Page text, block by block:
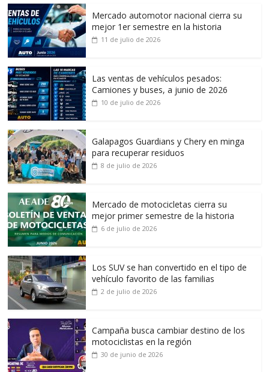
Mercado automotor nacional cierra su
mejor 1er semestre en la historia
11 de julio de 2026
Las ventas de vehículos pesados:
Camiones y buses, a junio de 2026
10 de julio de 2026
Galapagos Guardians y Chery en minga
para recuperar residuos
8 de julio de 2026
Mercado de motocicletas cierra su
mejor primer semestre de la historia
6 de julio de 2026
Los SUV se han convertido en el tipo de
vehículo favorito de las familias
2 de julio de 2026
Campaña busca cambiar destino de los
motociclistas en la región
30 de junio de 2026